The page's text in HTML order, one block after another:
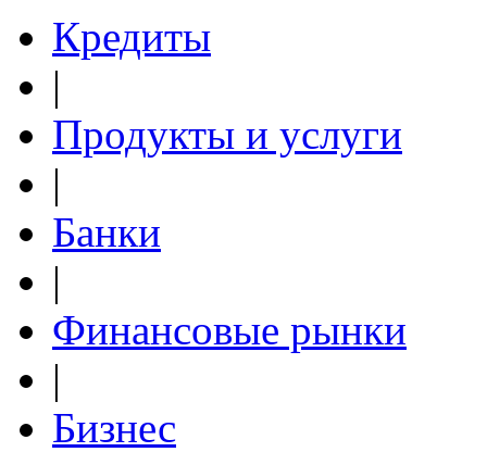
Кредиты
|
Продукты и услуги
|
Банки
|
Финансовые рынки
|
Бизнес